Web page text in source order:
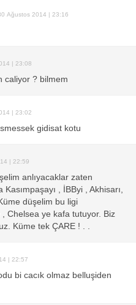
Ağustos 2014 | 23:16
| 23:08
caliyor ? bilmem
| 23:02
gidisat kotu
| 22:59
anlıyacaklar zaten
, İBByi , Akhisarı,
düşelim bu ligi
Chelsea ye kafa tutuyor. Biz
Küme tek ÇARE ! . .
| 22:57
bi cacık olmaz belluşiden